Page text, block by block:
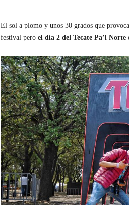
El sol a plomo y unos 30 grados que
festival pero el día 2 del Tecate Pa’l Norte